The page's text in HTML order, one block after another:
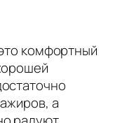
комфортный
а